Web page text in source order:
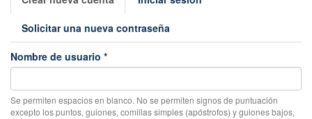
Blog
Contacto
principales
activa)
Solicitar una nueva contraseña
Nombre de usuario *
Se permiten espacios en blanco. No se permiten signos de puntuación
excepto los puntos, guiones, comillas simples (apóstrofos) y guiones bajos,